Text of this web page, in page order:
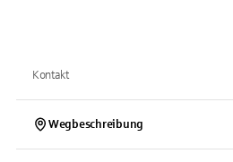
Kontakt
Wegbeschreibung